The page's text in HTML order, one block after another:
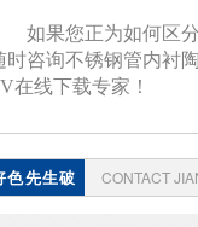
如果您正为如何区分
时咨询不锈钢管内衬
在线下载专家！
色先生破
CONTACT